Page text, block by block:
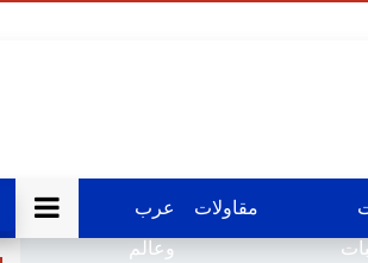
مقاولات
عرب
وعالم